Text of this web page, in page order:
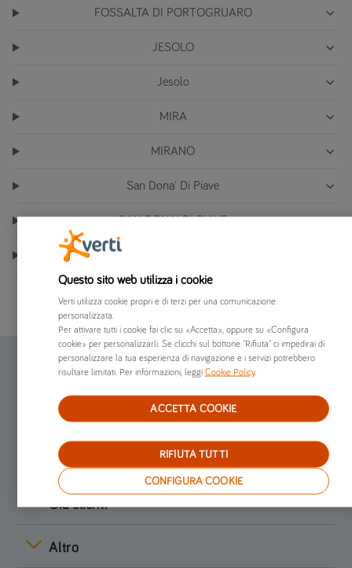
FOSSALTA DI PORTOGRUARO
JESOLO
Jesolo
MIRA
MIRANO
San Dona' Di Piave
SAN DONA' DI PIAVE
Assicurazione online
Preventivi online
Chi siamo
Già clienti
Altro
Questo sito web utilizza i cookie
Verti utilizza cookie propri e di terzi per una comunicazione
personalizzata.
Per attivare tutti i cookie fai clic su «Accetta», oppure su «Configura
cookie» per personalizzarli. Se clicchi sul bottone "Rifiuta" ci impedirai di
personalizzare la tua esperienza di navigazione e i servizi potrebbero
risultare limitati. Per informazioni, leggi Cookie Policy.
CONFIGURA COOKIE
RIFIUTA TUTTI
ACCETTA COOKIE